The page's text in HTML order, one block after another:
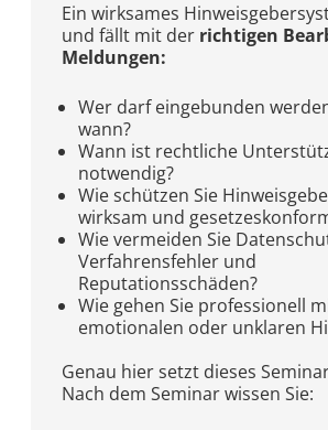
Ein wirksames
und fällt mit der richtigen
Meldungen:
Wer darf eingebunden
wann?
Wann ist rechtliche
notwendig?
Wie schützen Sie
wirksam und
Wie vermeiden Sie
Verfahrensfehler und
Reputationsschäden?
Wie gehen Sie professionell
emotionalen oder unklaren
Genau hier setzt dieses
Nach dem Seminar wissen Sie: